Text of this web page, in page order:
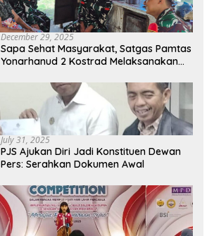
December 29, 2025
Sapa Sehat Masyarakat, Satgas Pamtas
Yonarhanud 2 Kostrad Melaksanakan
July 31, 2025
PJS Ajukan Diri Jadi Konstituen Dewan
Pers: Serahkan Dokumen Awal